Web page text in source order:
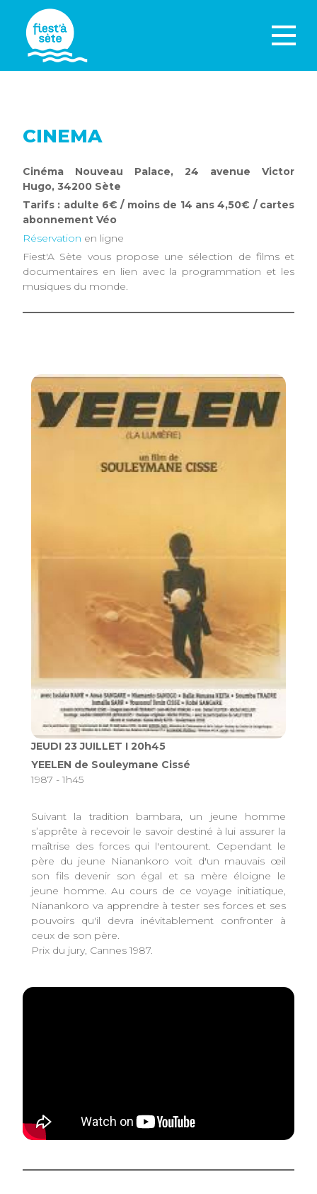
CINEMA
Cinéma Nouveau Palace, 24 avenue Victor
Hugo, 34200 Sète
Tarifs : adulte 6€ / moins de 14 ans 4,50€ / cartes
abonnement Véo
Réservation en ligne
Fiest'A Sète vous propose une sélection de films et
documentaires en lien avec la programmation et les
musiques du monde.
JEUDI 23 JUILLET I 20h45
YEELEN de Souleymane Cissé
1987 - 1h45
Suivant la tradition bambara, un jeune homme
s’apprête à recevoir le savoir destiné à lui assurer la
maîtrise des forces qui l'entourent. Cependant le
père du jeune Nianankoro voit d'un mauvais œil
son fils devenir son égal et sa mère éloigne le
jeune homme. Au cours de ce voyage initiatique,
Nianankoro va apprendre à tester ses forces et ses
pouvoirs qu'il devra inévitablement confronter à
ceux de son père.
Prix du jury, Cannes 1987.